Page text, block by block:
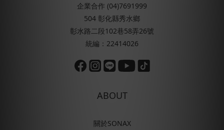
企業合作 (04)7691999
504 彰化縣秀水鄉
彰水路二段102巷58弄26號
統編：22414026
ABOUT
關於SONAX